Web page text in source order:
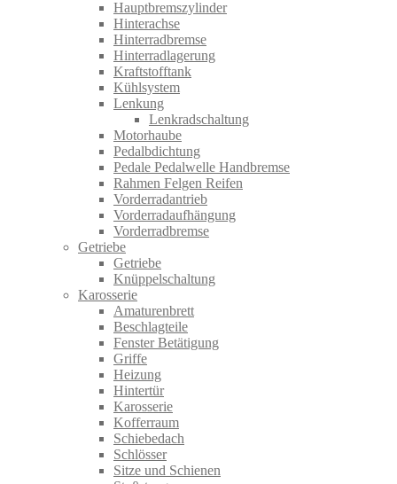
Hauptbremszylinder
Hinterachse
Hinterradbremse
Hinterradlagerung
Kraftstofftank
Kühlsystem
Lenkung
Lenkradschaltung
Motorhaube
Pedalbdichtung
Pedale Pedalwelle Handbremse
Rahmen Felgen Reifen
Vorderradantrieb
Vorderradaufhängung
Vorderradbremse
Getriebe
Getriebe
Knüppelschaltung
Karosserie
Amaturenbrett
Beschlagteile
Fenster Betätigung
Griffe
Heizung
Hintertür
Karosserie
Kofferraum
Schiebedach
Schlösser
Sitze und Schienen